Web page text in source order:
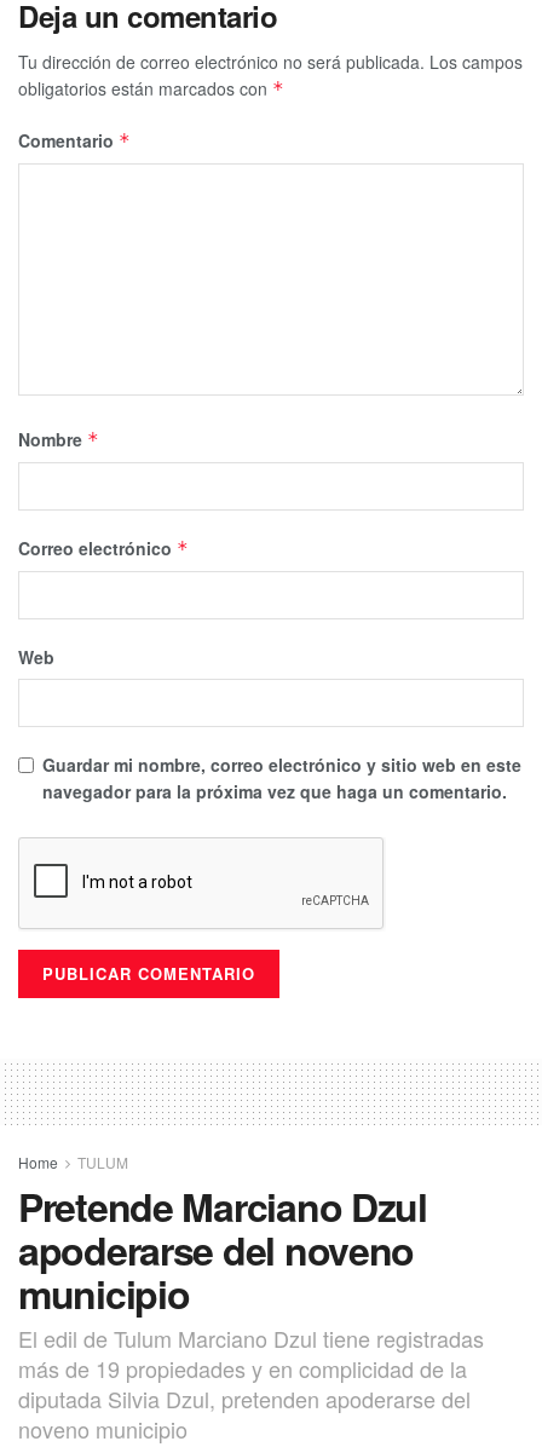
Deja un comentario
Tu dirección de correo electrónico no será publicada. Los campos
obligatorios están marcados con *
Comentario *
Nombre *
Correo electrónico *
Web
Guardar mi nombre, correo electrónico y sitio web en este
navegador para la próxima vez que haga un comentario.
Home TULUM
Pretende Marciano Dzul
apoderarse del noveno
municipio
El edil de Tulum Marciano Dzul tiene registradas
más de 19 propiedades y en complicidad de la
diputada Silvia Dzul, pretenden apoderarse del
noveno municipio